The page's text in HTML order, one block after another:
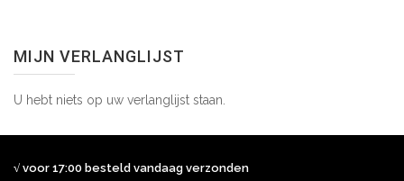
MIJN VERLANGLIJST
U hebt niets op uw verlanglijst staan.
√ voor 17:00 besteld vandaag verzonden